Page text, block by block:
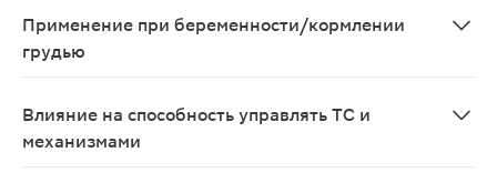
Применение при беременности/кормлении
грудью
Влияние на способность управлять ТС и
механизмами